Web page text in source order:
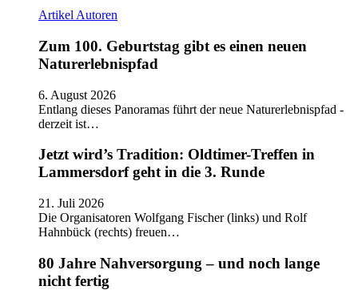
Artikel Autoren
Zum 100. Geburtstag gibt es einen neuen
Naturerlebnispfad
6. August 2026
Entlang dieses Panoramas führt der neue Naturerlebnispfad -
derzeit ist…
Jetzt wird’s Tradition: Oldtimer-Treffen in
Lammersdorf geht in die 3. Runde
21. Juli 2026
Die Organisatoren Wolfgang Fischer (links) und Rolf
Hahnbück (rechts) freuen…
80 Jahre Nahversorgung – und noch lange
nicht fertig